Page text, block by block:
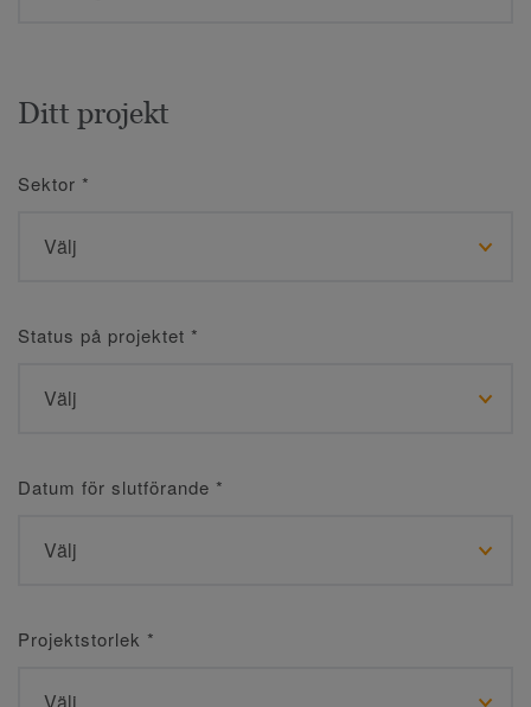
Ditt projekt
Sektor *
Status på projektet *
Datum för slutförande *
Projektstorlek *